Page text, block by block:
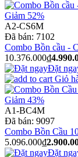
Giảm 52%
A2-CS6M
Đã bán: 7102
Combo Bồn cầu -
10.376.000₫
Đặt
Giỏ
Giảm 43%
A1-BC4M
Đã bán: 9097
Combo Bồn Cầu
5.096.000₫
Đặt